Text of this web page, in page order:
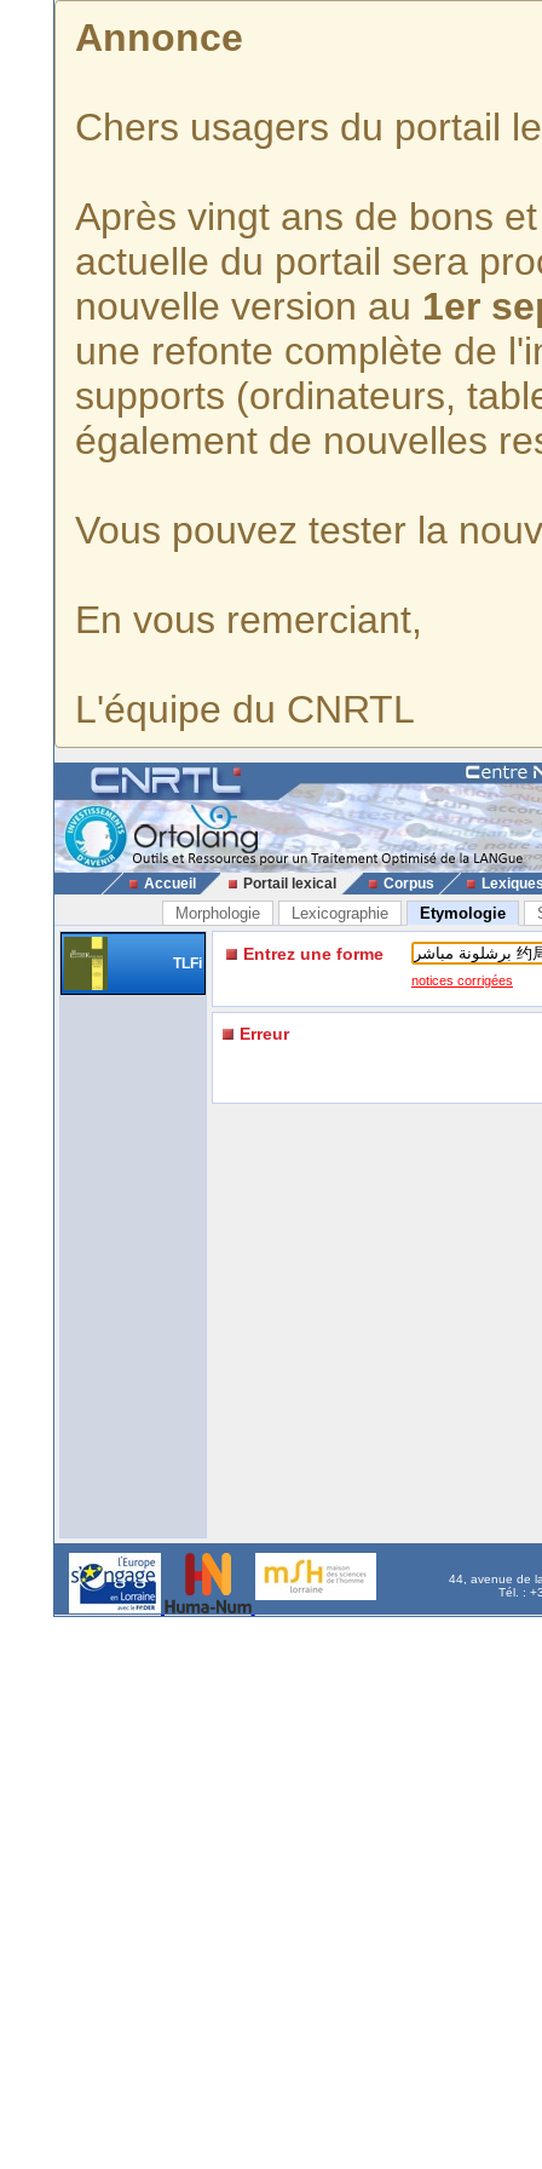
Annonce
Chers usagers du portail
Après vingt ans de bons
actuelle du portail sera
nouvelle version au 1er
une refonte complète de
supports (ordinateurs,
également de nouvelles
Vous pouvez tester la
En vous remerciant,
L'équipe du CNRTL
Accueil Portail lexical Corpus
Morphologie Lexicographie Etymologie
TLFi Entrez une forme
notices corrigées
Erreur
44, avenue de
Tél. :